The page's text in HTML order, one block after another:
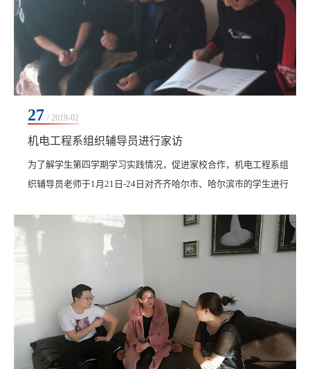
27 / 2019-02
机电工程系组织辅导员进行家访
为了解学生第四学期学习实践情况，促进家校合作，机电工程系组
织辅导员老师于1月21日-24日对齐齐哈尔市、哈尔滨市的学生进行
名学生家庭以电话沟通和实地...